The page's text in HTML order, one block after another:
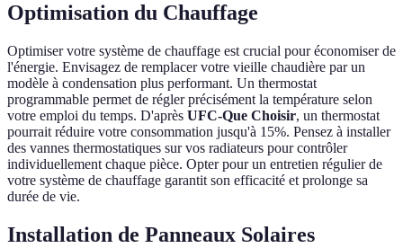
Optimisation du Chauffage
Optimiser votre système de chauffage est crucial pour économiser de
l'énergie. Envisagez de remplacer votre vieille chaudière par un
modèle à condensation plus performant. Un thermostat
programmable permet de régler précisément la température selon
votre emploi du temps. D'après UFC-Que Choisir, un thermostat
pourrait réduire votre consommation jusqu'à 15%. Pensez à installer
des vannes thermostatiques sur vos radiateurs pour contrôler
individuellement chaque pièce. Opter pour un entretien régulier de
votre système de chauffage garantit son efficacité et prolonge sa
durée de vie.
Installation de Panneaux Solaires